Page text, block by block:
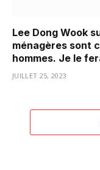
Lee Dong Wook
ménagères sont
hommes. Je le
JUILLET 25, 2023